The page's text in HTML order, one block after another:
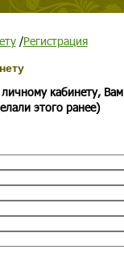
/Регистрация
кабинету,
этого ранее)